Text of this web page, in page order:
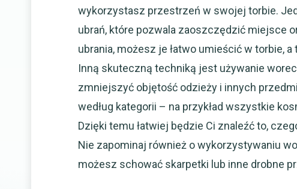
wykorzystasz przestrzeń w swojej torbie.
ubrań, które pozwala zaoszczędzić miejsce
ubrania, możesz je łatwo umieścić w torbie,
Inną skuteczną techniką jest używanie
zmniejszyć objętość odzieży i innych
według kategorii – na przykład wszystkie
Dzięki temu łatwiej będzie Ci znaleźć to,
Nie zapominaj również o wykorzystywaniu
możesz schować skarpetki lub inne drobne